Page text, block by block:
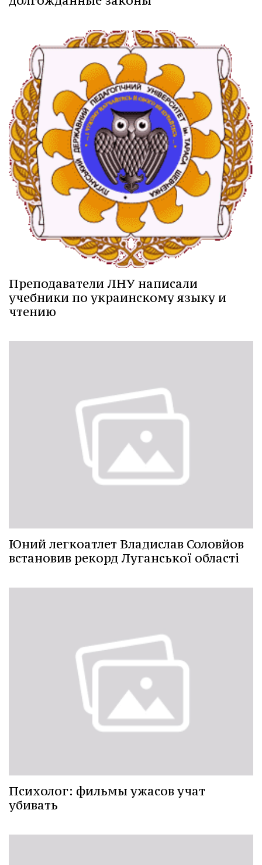
Преподаватели ЛНУ написали
учебники по украинскому языку и
чтению
Юний легкоатлет Владислав Соловйов
встановив рекорд Луганської області
Психолог: фильмы ужасов учат
убивать